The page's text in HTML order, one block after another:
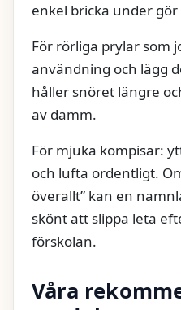
enkel bricka under
För rörliga prylar som
användning och lägg
håller snöret längre
av damm.
För mjuka kompisar:
och lufta ordentligt.
överallt” kan en
skönt att slippa leta
förskolan.
Våra